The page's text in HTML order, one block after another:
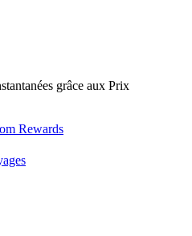
grâce aux Prix
Rewards